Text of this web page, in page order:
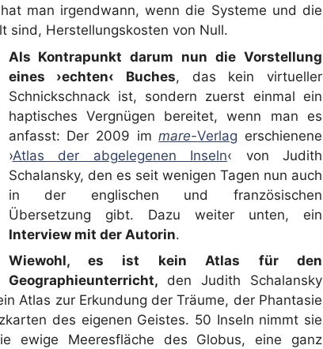
man irgendwann, wenn die Systeme und die
sind, Herstellungskosten von Null.
Als Kontrapunkt darum nun die Vorstellung
eines ›echten‹ Buches, das kein virtueller
Schnickschnack ist, sondern zuerst einmal ein
haptisches Vergnügen bereitet, wenn man es
anfasst: Der 2009 immare-Verlag erschienene
›Atlas der abgelegenen Inseln‹ von Judith
Schalansky, den es seit wenigen Tagen nun auch
in der englischen und französischen
Übersetzung gibt. Dazu weiter unten, ein
Interview mit der Autorin.
Wiewohl, es ist kein Atlas für den
Geographieunterricht, den Judith Schalansky
Atlas zur Erkundung der Träume, der Phantasie
des eigenen Geistes. 50 Inseln nimmt sie
ewige Meeresfläche des Globus, eine ganz